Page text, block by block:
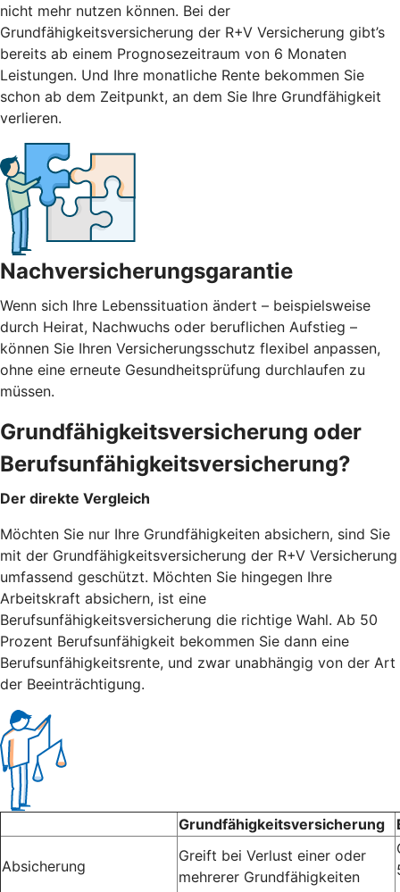
nicht mehr nutzen können. Bei der
Grundfähigkeitsversicherung der R+V Versicherung gibt’s
bereits ab einem Prognosezeitraum von 6 Monaten
Leistungen. Und Ihre monatliche Rente bekommen Sie
schon ab dem Zeitpunkt, an dem Sie Ihre Grundfähigkeit
verlieren.
Nachversicherungsgarantie
Wenn sich Ihre Lebenssituation ändert – beispielsweise
durch Heirat, Nachwuchs oder beruflichen Aufstieg –
können Sie Ihren Versicherungsschutz flexibel anpassen,
ohne eine erneute Gesundheitsprüfung durchlaufen zu
müssen.
Grundfähigkeitsversicherung oder
Berufsunfähigkeitsversicherung?
Der direkte Vergleich
Möchten Sie nur Ihre Grundfähigkeiten absichern, sind Sie
mit der Grundfähigkeitsversicherung der R+V Versicherung
umfassend geschützt. Möchten Sie hingegen Ihre
Arbeitskraft absichern, ist eine
Berufsunfähigkeitsversicherung die richtige Wahl. Ab 50
Prozent Berufsunfähigkeit bekommen Sie dann eine
Berufsunfähigkeitsrente, und zwar unabhängig von der Art
der Beeinträchtigung.
Grundfähigkeitsversicherung
Absicherung
Greift bei Verlust einer oder
mehrerer Grundfähigkeiten